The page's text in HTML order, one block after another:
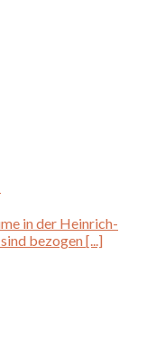
in der Heinrich-
bezogen [...]